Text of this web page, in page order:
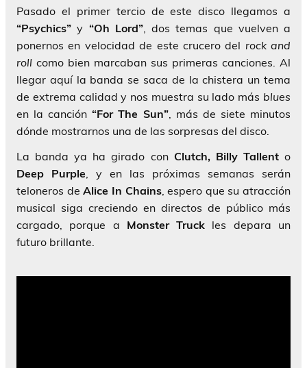
Pasado el primer tercio de este disco llegamos a
“Psychics” y “Oh Lord”, dos temas que vuelven a
ponernos en velocidad de este crucero del rock and
roll como bien marcaban sus primeras canciones. Al
llegar aquí la banda se saca de la chistera un tema
de extrema calidad y nos muestra su lado más blues
en la canción“For The Sun”, más de siete minutos
dónde mostrarnos una de las sorpresas del disco.
La banda ya ha girado con Clutch, Billy Tallento
Deep Purple, y en las próximas semanas serán
teloneros deAlice In Chains, espero que su atracción
musical siga creciendo en directos de público más
cargado, porque a Monster Truck les depara un
futuro brillante.